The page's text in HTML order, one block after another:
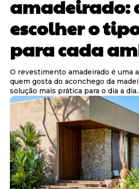
amadeirado:
escolher o
para cada
O revestimento amadeirado é uma
quem gosta do aconchego da
solução mais prática para o dia a